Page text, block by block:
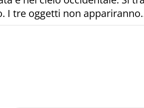
I tre oggetti non